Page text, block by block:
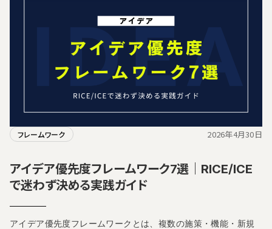
フレームワーク 2026年4月30日
アイデア優先度フレームワーク7選｜RICE/ICE
で迷わず決める実践ガイド
アイデア優先度フレームワークとは、複数の施策・機能・新規